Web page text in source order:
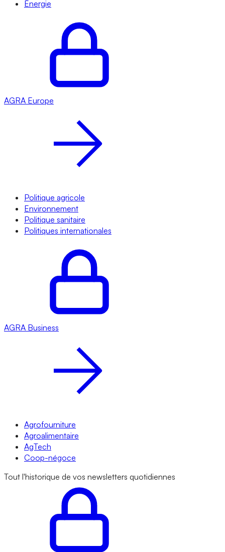
Énergie
AGRA Europe
Politique agricole
Environnement
Politique sanitaire
Politiques internationales
AGRA Business
Agrofourniture
Agroalimentaire
AgTech
Coop-négoce
Tout l'historique de vos newsletters quotidiennes